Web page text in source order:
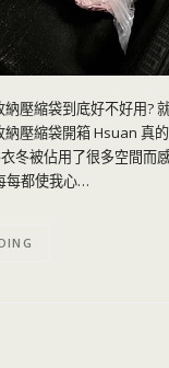
壓縮袋到底好不好用?
壓縮袋開箱 Hsuan 真
冬被佔用了很多空間而
每都使我心…